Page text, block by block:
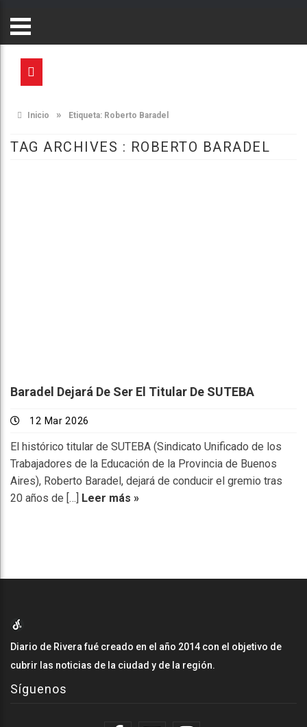
Inicio » Etiqueta: Roberto Baradel
TAG ARCHIVES : ROBERTO BARADEL
Baradel Dejará De Ser El Titular De SUTEBA
12 Mar 2026
El histórico titular de SUTEBA (Sindicato Unificado de los
Trabajadores de la Educación de la Provincia de Buenos
Aires), Roberto Baradel, dejará de conducir el gremio tras
20 años de […] Leer más »
Diario de Rivera fué creado en el año 2014 con el objetivo de
cubrir las noticias de la ciudad y de la región.
Síguenos